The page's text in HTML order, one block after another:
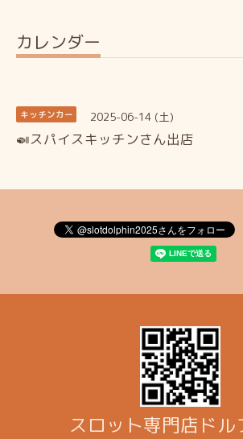
カレンダー
キッチンカー 2025-06-14 (土)
🍛スパイスキッチンさん出店
スロット専門店ドル